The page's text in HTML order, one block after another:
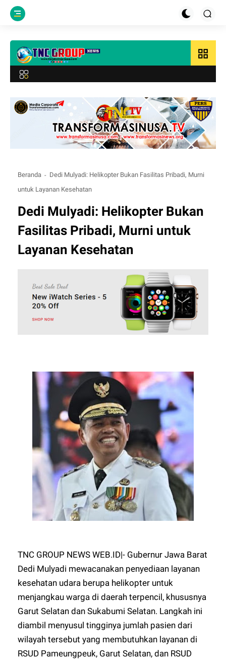
grid_view
Beranda
Dedi Mulyadi: Helikopter Bukan Fasilitas Pribadi, Murni
untuk Layanan Kesehatan
Dedi Mulyadi: Helikopter Bukan
Fasilitas Pribadi, Murni untuk
Layanan Kesehatan
TNC GROUP NEWS WEB.ID|- Gubernur Jawa Barat
Dedi Mulyadi mewacanakan penyediaan layanan
kesehatan udara berupa helikopter untuk
menjangkau warga di daerah terpencil, khususnya
Garut Selatan dan Sukabumi Selatan. Langkah ini
diambil menyusul tingginya jumlah pasien dari
wilayah tersebut yang membutuhkan layanan di
RSUD Pameungpeuk, Garut Selatan, dan RSUD